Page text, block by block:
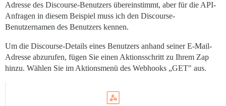
Adresse des Discourse-Benutzers übereinstimmt, aber für die API-
Anfragen in diesem Beispiel muss ich den Discourse-
Benutzernamen des Benutzers kennen.
Um die Discourse-Details eines Benutzers anhand seiner E-Mail-
Adresse abzurufen, fügen Sie einen Aktionsschritt zu Ihrem Zap
hinzu. Wählen Sie im Aktionsmenü des Webhooks „GET" aus.